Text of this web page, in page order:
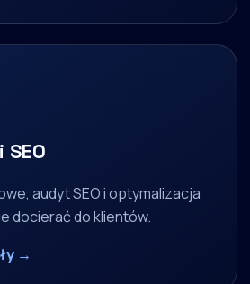
audyt SEO i optymalizacja
docierać do klientów.
→